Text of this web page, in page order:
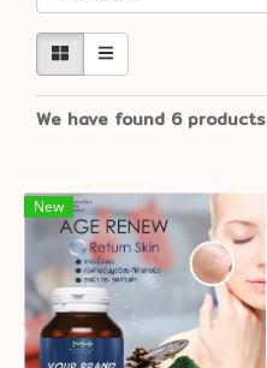
We have found 6 products
New